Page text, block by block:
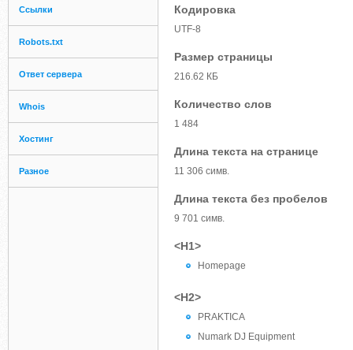
Ссылки
Robots.txt
Ответ сервера
Whois
Хостинг
Разное
Кодировка
UTF-8
Размер страницы
216.62 КБ
Количество слов
1 484
Длина текста на странице
11 306 симв.
Длина текста без пробелов
9 701 симв.
<H1>
Homepage
<H2>
PRAKTICA
Numark DJ Equipment